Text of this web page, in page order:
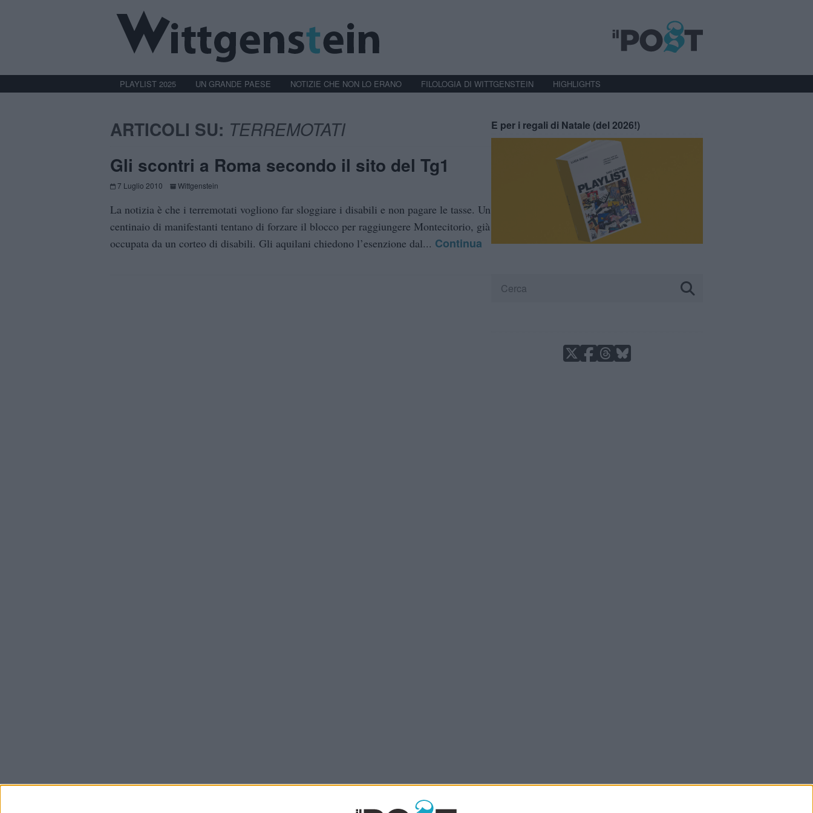
PLAYLIST 2025 UN GRANDE PAESE NOTIZIE CHE NON LO ERANO FILOLOGIA DI WITTGENSTEIN HIGHLIGHTS
ARTICOLI SU: TERREMOTATI
Gli scontri a Roma secondo il sito del Tg1
7 Luglio 2010 Wittgenstein
La notizia è che i terremotati vogliono far sloggiare i disabili e non pagare le tasse. Un
centinaio di manifestanti tentano di forzare il blocco per raggiungere Montecitorio, già
occupata da un corteo di disabili. Gli aquilani chiedono l’esenzione dal... Continua
E per i regali di Natale (del 2026!)